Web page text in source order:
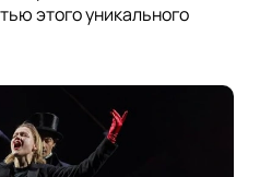
этого уникального